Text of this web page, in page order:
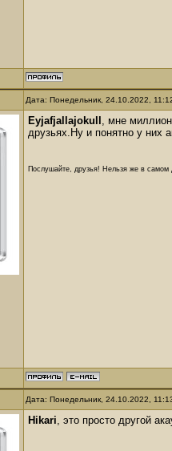
Дата: Понедельник, 24.10.2022,
Eyjafjallajokull , мне
друзьях.Ну и понятно у них
Послушайте, друзья! Нельзя же в самом
Дата: Понедельник, 24.10.2022,
Hikari, это просто другой